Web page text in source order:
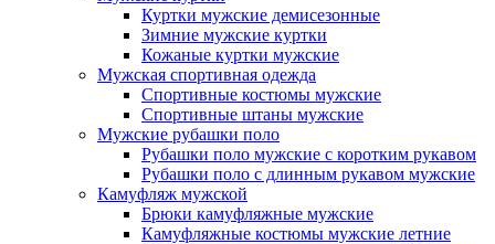
Куртки мужские демисезонные
Зимние мужские куртки
Кожаные куртки мужские
Мужская спортивная одежда
Спортивные костюмы мужские
Спортивные штаны мужские
Мужские рубашки поло
Рубашки поло мужские с коротким рукавом
Рубашки поло с длинным рукавом мужские
Камуфляж мужской
Брюки камуфляжные мужские
Камуфляжные костюмы мужские летние